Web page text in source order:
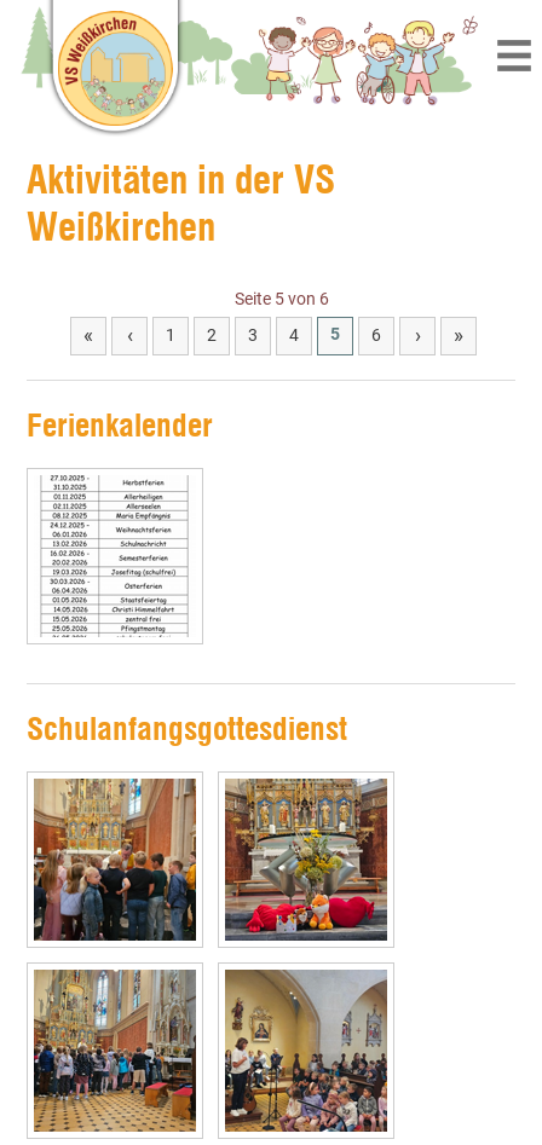
Aktivitäten in der VS
Weißkirchen
Seite 5 von 6
« ‹ 1 2 3 4 5 6 › »
Ferienkalender
Schulanfangsgottesdienst